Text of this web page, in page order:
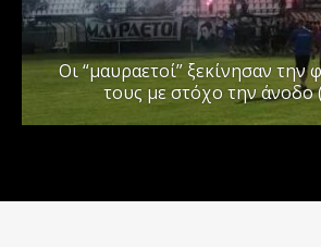
Οι “μαυραετοί” ξεκίνησαν την
τους με στόχο την άνοδο